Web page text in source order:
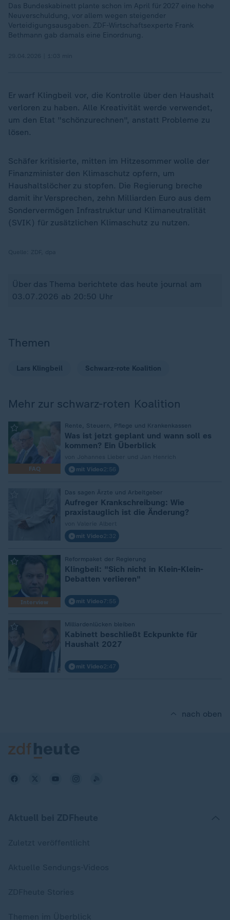
Das Bundeskabinett plante schon im April für 2027 eine hohe
Neuverschuldung, vor allem wegen steigender
Verteidigungsausgaben. ZDF-Wirtschaftsexperte Frank
Bethmann gab damals eine Einordnung.
Er warf Klingbeil vor, die Kontrolle über den Haushalt
verloren zu haben. Alle Kreativität werde verwendet,
um den Etat "schönzurechnen", anstatt Probleme zu
lösen.
Schäfer kritisierte, mitten im Hitzesommer wolle der
Finanzminister den Klimaschutz opfern, um
Haushaltslöcher zu stopfen. Die Regierung breche
damit ihr Versprechen, zehn Milliarden Euro aus dem
Sondervermögen Infrastruktur und Klimaneutralität
(SVIK) für zusätzlichen Klimaschutz zu nutzen.
Über das Thema berichtete das heute journal am
03.07.2026 ab 20:50 Uhr
Themen
Lars Klingbeil Schwarz-rote Koalition
Mehr zur schwarz-roten Koalition
FAQ
Rente, Steuern, Pflege und Krankenkassen
Was ist jetzt geplant und wann soll es
kommen? Ein Überblick
mit Video2:56
Das sagen Ärzte und Arbeitgeber
Aufreger Krankschreibung: Wie
praxistauglich ist die Änderung?
mit Video2:32
Interview
Reformpaket der Regierung
Klingbeil: "Sich nicht in Klein-Klein-
Debatten verlieren"
mit Video7:55
Milliardenlücken bleiben
Kabinett beschließt Eckpunkte für
Haushalt 2027
mit Video2:47
nach oben